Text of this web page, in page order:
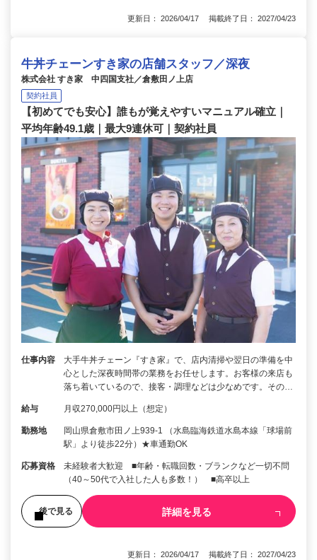
更新日： 2026/04/17 掲載終了日： 2027/04/23
牛丼チェーンすき家の店舗スタッフ／深夜
株式会社 すき家 中四国支社／倉敷田ノ上店
契約社員
【初めてでも安心】誰もが覚えやすいマニュアル確立｜
平均年齢49.1歳｜最大9連休可｜契約社員
仕事内容
大手牛丼チェーン『すき家』で、店内清掃や翌日の準備を中
心とした深夜時間帯の業務をお任せします。お客様の来店も
落ち着いているので、接客・調理などは少なめです。その…
給与 月収270,000円以上（想定）
勤務地
岡山県倉敷市田ノ上939-1 （水島臨海鉄道水島本線「球場前
駅」より徒歩22分）★車通勤OK
応募資格
未経験者大歓迎 ■年齢・転職回数・ブランクなど一切不問
（40～50代で入社した人も多数！） ■高卒以上
後で見る 詳細を見る
更新日： 2026/04/17 掲載終了日： 2027/04/23